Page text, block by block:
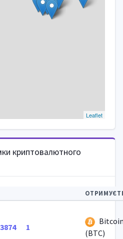
Leaflet
криптовалютного
1
(BTC)